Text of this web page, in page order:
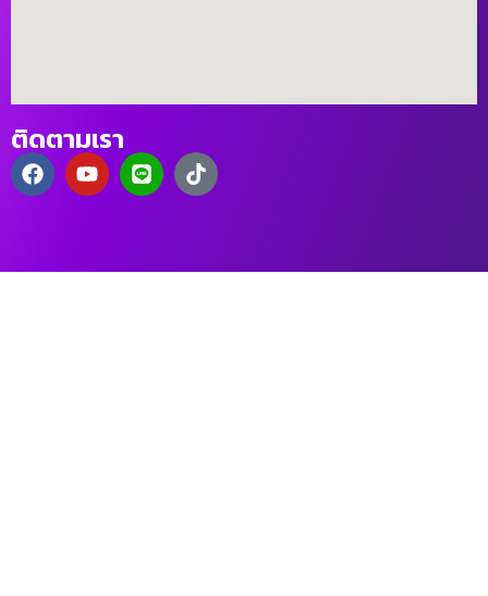
ติดตามเรา